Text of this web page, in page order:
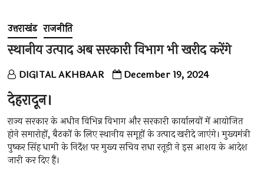
उत्तराखंड राजनीति
स्थानीय उत्पाद अब सरकारी विभाग भी खरीद करेंगे
DIGITAL AKHBAAR December 19, 2024
देहरादून।
राज्य सरकार के अधीन विभिन्न विभाग और सरकारी कार्यालयों में आयोजित
होने समारोहों, बैठकों के लिए स्थानीय समूहों के उत्पाद खरीदे जाएंगे। मुख्यमंत्री
पुष्कर सिंह धामी के निर्देश पर मुख्य सचिव राधा रतूड़ी ने इस आशय के आदेश
जारी कर दिए हैं।